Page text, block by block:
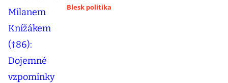
Blesk politika